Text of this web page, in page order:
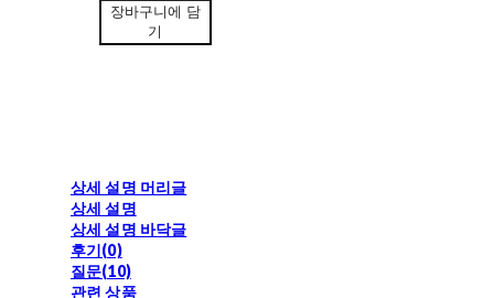
장바구니에 담
기
상세 설명 머리글
상세 설명
상세 설명 바닥글
후기(0)
질문(10)
관련 상품